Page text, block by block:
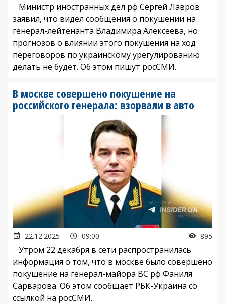
Министр иностранных дел рф Сергей Лавров
заявил, что видел сообщения о покушении на
генерал-лейтенанта Владимира Алексеева, но
прогнозов о влиянии этого покушения на ход
переговоров по украинскому урегулированию
делать не будет. Об этом пишут росСМИ.
В москве совершено покушение на
российского генерала: взорвали в авто
22.12.2025 09:00 895
Утром 22 декабря в сети распространилась
информация о том, что в москве было совершено
покушение на генерал-майора ВС рф Фаниля
Сарварова. Об этом сообщает РБК-Украина со
ссылкой на росСМИ.